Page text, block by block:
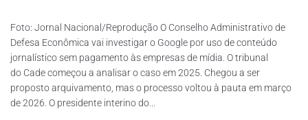
Foto: Jornal Nacional/Reprodução O Conselho Administrativo de
Defesa Econômica vai investigar o Google por uso de conteúdo
jornalístico sem pagamento às empresas de mídia. O tribunal
do Cade começou a analisar o caso em 2025. Chegou a ser
proposto arquivamento, mas o processo voltou à pauta em março
de 2026. O presidente interino do...